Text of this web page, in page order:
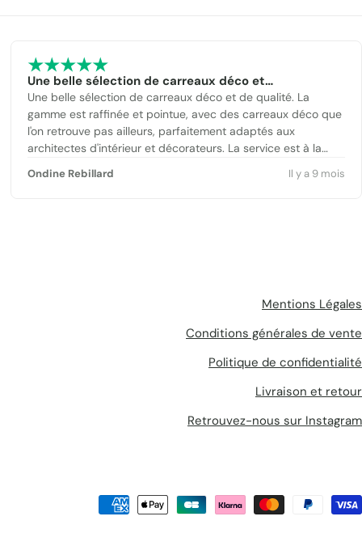
Une belle sélection de carreaux déco et…
Une belle sélection de carreaux déco et de qualité. La
gamme est raffinée et pointue, avec des carreaux déco que
l'on retrouve pas ailleurs, parfaitement adaptés aux
architectes d'intérieur et décorateurs. La service est à la
L'équipe est toujours disponible, à l'écoute, et apporte de
Ondine Rebillard Il y a 9 mois
Mentions Légales
Conditions générales de vente
Politique de confidentialité
Livraison et retour
Retrouvez-nous sur Instagram
Méthodes